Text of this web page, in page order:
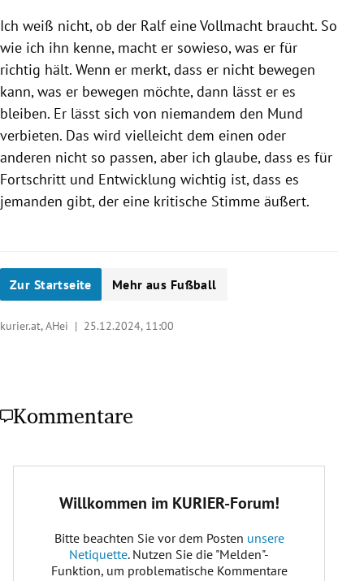
Ich weiß nicht, ob der Ralf eine Vollmacht braucht. So
wie ich ihn kenne, macht er sowieso, was er für
richtig hält. Wenn er merkt, dass er nicht bewegen
kann, was er bewegen möchte, dann lässt er es
bleiben. Er lässt sich von niemandem den Mund
verbieten. Das wird vielleicht dem einen oder
anderen nicht so passen, aber ich glaube, dass es für
Fortschritt und Entwicklung wichtig ist, dass es
jemanden gibt, der eine kritische Stimme äußert.
Zur Startseite Mehr aus Fußball
kurier.at, AHei | 25.12.2024, 11:00
Kommentare